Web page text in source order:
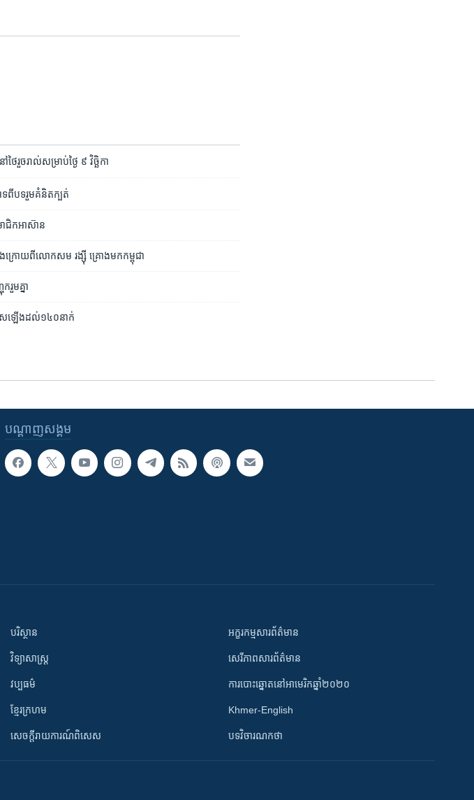
ៃ​រួចរាល់​សម្រាប់​ថ្ងៃ ​៩ វិច្ឆិកា
ទ​ពី​បទ​រួម​គំនិត​ក្បត់
ជិក​អាស៊ាន
ង​ក្រោយពី​លោក​សម រង្ស៊ី គ្រោង​មក​កម្ពុជា
រួមគ្នា​
ស​ឡើង​ដល់​១៤០​នាក់
បណ្តាញ​សង្គម
បរិស្ថាន
វិទ្យាសាស្រ្ត
វប្បធម៌
ខ្មែរក្រហម
សេចក្តីរាយការណ៍ពិសេស
អក្ខរកម្មសារព័ត៌មាន
សេរីភាពសារព័ត៌មាន
ការបោះឆ្នោតនៅអាមេរិកឆ្នាំ២០២០
Khmer-English
បទវិចារណកថា